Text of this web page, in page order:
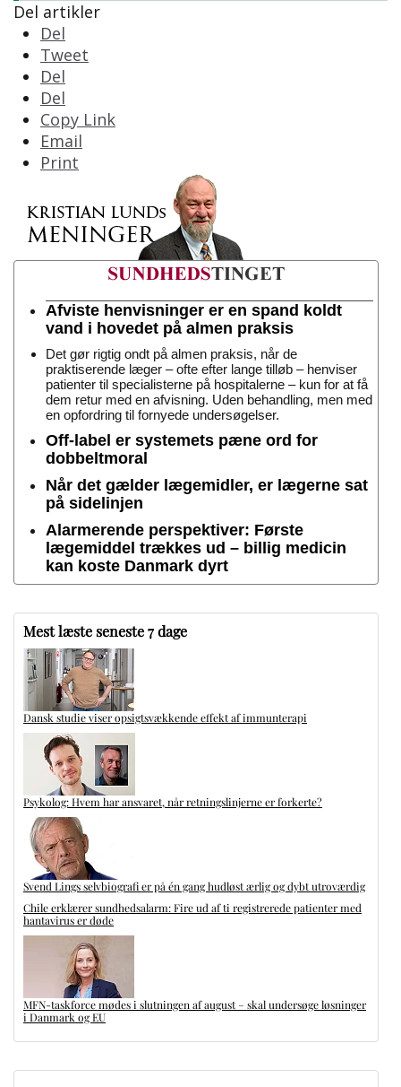
Del artikler
Del
Tweet
Del
Del
Copy Link
Email
Print
Afviste henvisninger er en spand koldt
vand i hovedet på almen praksis
Det gør rigtig ondt på almen praksis, når de
praktiserende læger – ofte efter lange tilløb – henviser
patienter til specialisterne på hospitalerne – kun for at få
dem retur med en afvisning. Uden behandling, men med
en opfordring til fornyede undersøgelser.
Off-label er systemets pæne ord for
dobbeltmoral
Når det gælder lægemidler, er lægerne sat
på sidelinjen
Alarmerende perspektiver: Første
lægemiddel trækkes ud – billig medicin
kan koste Danmark dyrt
Mest læste seneste 7 dage
Dansk studie viser opsigtsvækkende effekt af immunterapi
Psykolog: Hvem har ansvaret, når retningslinjerne er forkerte?
Svend Lings selvbiografi er på én gang hudløst ærlig og dybt utroværdig
Chile erklærer sundhedsalarm: Fire ud af ti registrerede patienter med
hantavirus er døde
MFN-taskforce mødes i slutningen af august – skal undersøge løsninger
i Danmark og EU